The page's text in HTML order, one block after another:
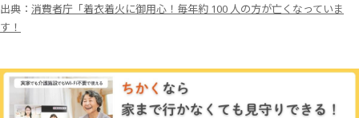
出典： 消費者庁「着衣着火に御用心！毎年約 100 人の方が亡くなっていま
す！